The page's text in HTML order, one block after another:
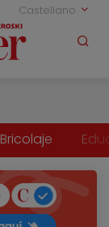
Castellano
Bricolaje